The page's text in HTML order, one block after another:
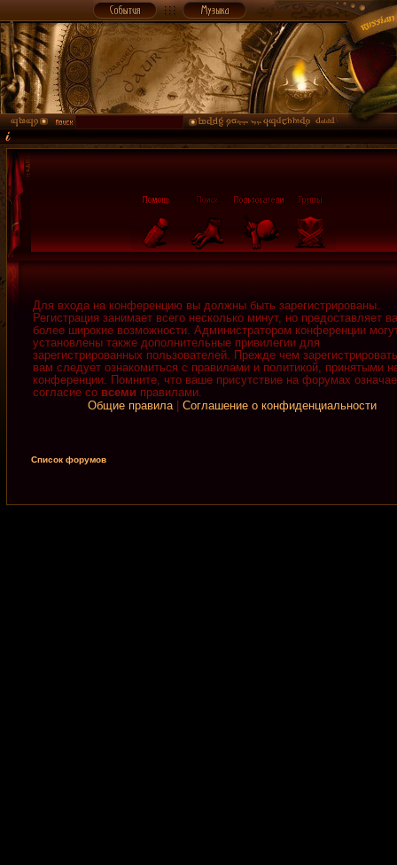
Для входа на конференцию вы должны быть зарегистрированы.
Регистрация занимает всего несколько минут, но предоставляет
более широкие возможности. Администратором конференции
установлены также дополнительные привилегии для
зарегистрированных пользователей. Прежде чем
вам следует ознакомиться с правилами и политикой, принятыми
конференции. Помните, что ваше присутствие на форумах
согласие со всеми правилами.
Общие правила| Соглашение о конфиденциальности
Список форумов